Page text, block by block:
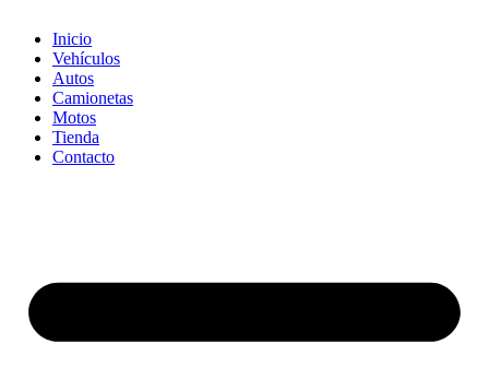
Inicio
Vehículos
Autos
Camionetas
Motos
Tienda
Contacto